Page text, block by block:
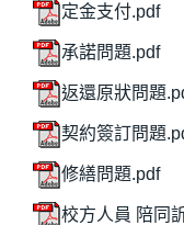
定金支付.pdf
承諾問題.pdf
返還原狀問題
契約簽訂問題
修繕問題.pdf
校方人員 陪同